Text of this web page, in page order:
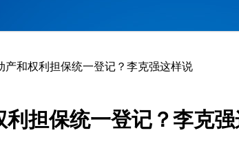
产和权利担保统一登记？李克强这样说
担保统一登记？李克